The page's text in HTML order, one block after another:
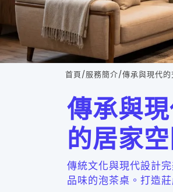
首頁/服務簡介/傳承與現代
傳承與
的居家
傳統文化與現代設計
品味的泡茶桌。打造